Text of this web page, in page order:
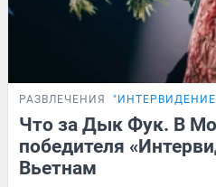
РАЗВЛЕЧЕНИЯ
Что за Дык Фук. В
победителя
Вьетнам